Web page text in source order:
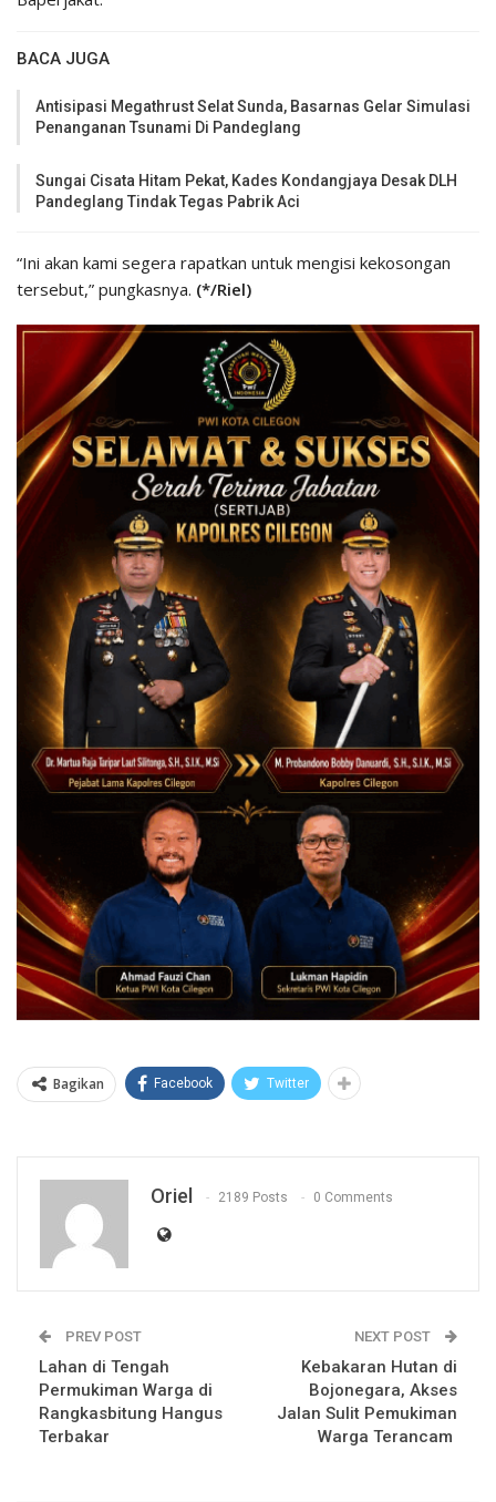
BACA JUGA
Antisipasi Megathrust Selat Sunda, Basarnas Gelar Simulasi
Penanganan Tsunami Di Pandeglang
Sungai Cisata Hitam Pekat, Kades Kondangjaya Desak DLH
Pandeglang Tindak Tegas Pabrik Aci
“Ini akan kami segera rapatkan untuk mengisi kekosongan
tersebut,” pungkasnya. (*/Riel)
Bagikan Facebook Twitter
Oriel 2189 Posts 0 Comments
PREV POST
Lahan di Tengah
Permukiman Warga di
Rangkasbitung Hangus
Terbakar
NEXT POST
Kebakaran Hutan di
Bojonegara, Akses
Jalan Sulit Pemukiman
Warga Terancam